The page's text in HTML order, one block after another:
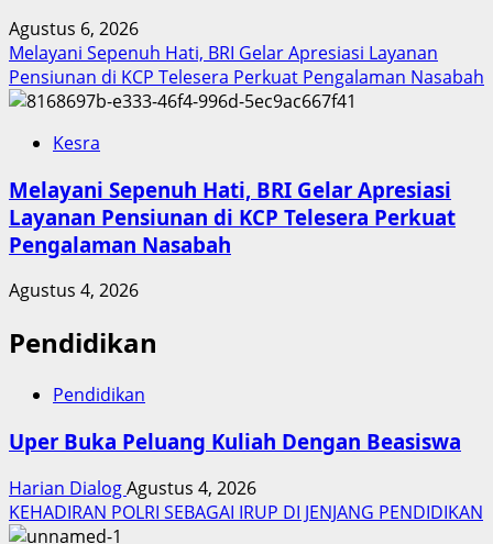
Agustus 6, 2026
Melayani Sepenuh Hati, BRI Gelar Apresiasi Layanan
Pensiunan di KCP Telesera Perkuat Pengalaman Nasabah
Kesra
Melayani Sepenuh Hati, BRI Gelar Apresiasi
Layanan Pensiunan di KCP Telesera Perkuat
Pengalaman Nasabah
Agustus 4, 2026
Pendidikan
Pendidikan
Uper Buka Peluang Kuliah Dengan Beasiswa
Harian DialogAgustus 4, 2026
KEHADIRAN POLRI SEBAGAI IRUP DI JENJANG PENDIDIKAN